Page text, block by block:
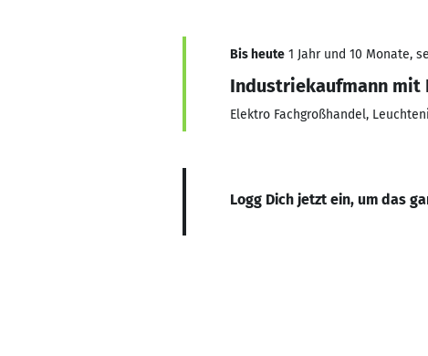
Bis heute 1 Jahr und 10 Monate,
Industriekaufmann
Elektro Fachgroßhandel,
Logg Dich jetzt ein, um das